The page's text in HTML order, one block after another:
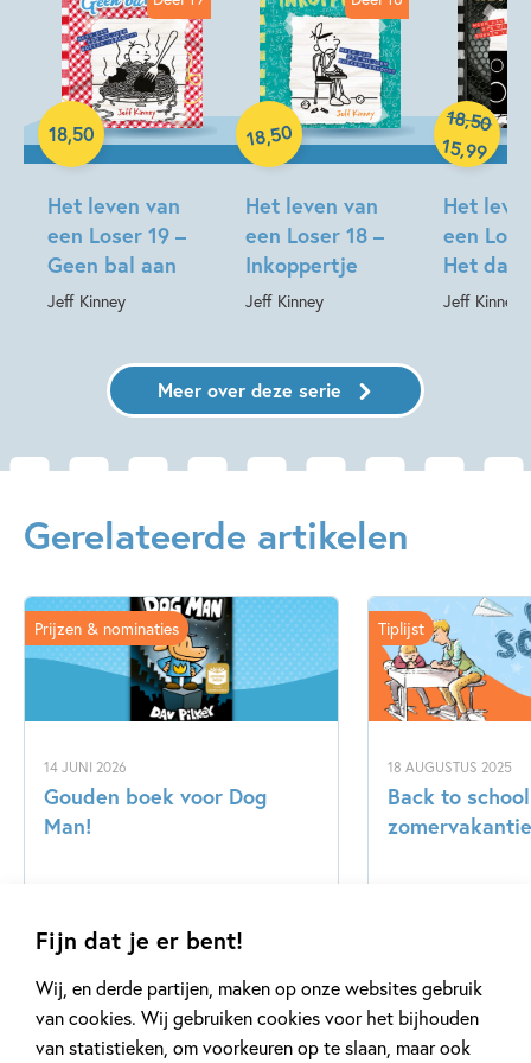
Fijn dat je er bent!
Wij, en derde partijen, maken op onze websites gebruik
van cookies. Wij gebruiken cookies voor het bijhouden
van statistieken, om voorkeuren op te slaan, maar ook
Reizen & (verre) landen
Vriendschap Jeff Kinney
Het leven van
een Loser 19 –
Geen bal aan
Jeff Kinney
18,50
Hardcover
Het leven van
een Loser 18 –
Inkoppertje
Jeff Kinney
18,50
Hardcover
Het
een
Het dak
Jeff Kinney
18,50
15,99
Hardcover
Meer over deze serie
Gerelateerde artikelen
14 JUNI 2026
Gouden boek voor Dog
Man!
Prijzen & nominaties
18 AUGUSTUS 2025
Back to
Tiplijst
Bekijk alle artikelen